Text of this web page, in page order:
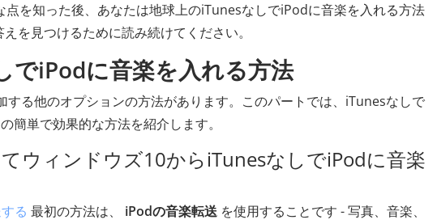
を知った後、あなたは地球上のiTunesなしでiPodに音楽を入れる方法
を見つけるために読み続けてください。
でiPodに音楽を入れる方法
る他のオプションの方法があります。このパートでは、iTunesなしで
簡単で効果的な方法を紹介します。
ウィンドウズ10からiTunesなしでiPodに音楽
る 最初の方法は、 iPodの音楽転送 を使用することです - 写真、音楽、